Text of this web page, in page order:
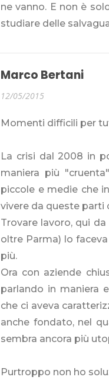
ne vanno. E non è
studiare delle
Marco Bertani
12/05/2015
Momenti difficili per
La crisi dal 2008 in
maniera più
piccole e medie che
vivere da queste parti
Trovare lavoro, qui
oltre Parma) lo
più.
Ora con aziende
parlando in maniera
che ci aveva
anche fondato, nel
sembra ancora più
Purtroppo non ho